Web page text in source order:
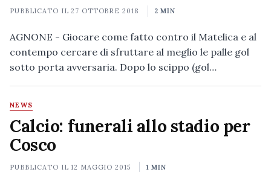
PUBBLICATO IL27 OTTOBRE 2018 2 MIN
AGNONE - Giocare come fatto contro il Matelica e al
contempo cercare di sfruttare al meglio le palle gol
sotto porta avversaria. Dopo lo scippo (gol…
NEWS
Calcio: funerali allo stadio per
Cosco
PUBBLICATO IL12 MAGGIO 2015 1 MIN